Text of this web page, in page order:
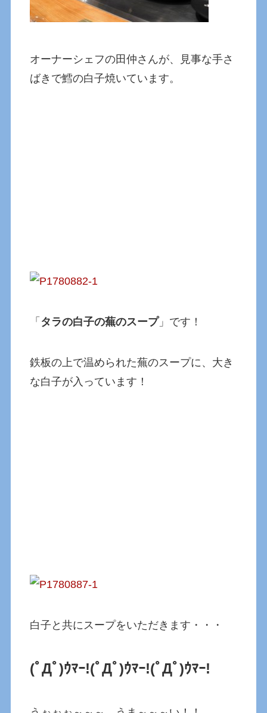
オーナーシェフの田仲さんが、見事な手さ
ばきで鱈の白子焼いています。
「 タラの白子の蕪のスープ」です！
鉄板の上で温められた蕪のスープに、大き
な白子が入っています！
白子と共にスープをいただきます・・・
(ﾟДﾟ)ｳﾏｰ!(ﾟДﾟ)ｳﾏｰ!(ﾟДﾟ)ｳﾏｰ!